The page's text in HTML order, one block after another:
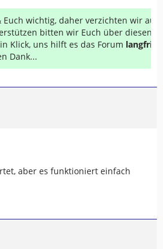
Euch wichtig, daher verzichten wir auf
bitten wir Euch über diesen
Klick, uns hilft es das Forum
Dank...
aber es funktioniert einfach